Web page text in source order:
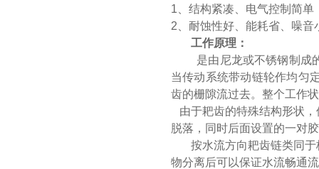
1、结构紧凑、电气控制简单
2、耐蚀性好、能耗省、噪音
工作原理：
是由尼龙或不锈钢制成
当传动系统带动链轮作均匀
齿的栅隙流过去。整个工作
由于耙齿的特殊结构形状
脱落，同时后面设置的一对
按水流方向耙齿链类同
物分离后可以保证水流畅通